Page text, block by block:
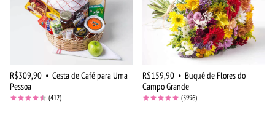
R$309,90 • Cesta de Café para Uma
Pessoa
(412)
R$159,90 • Buquê de Flores do
Campo Grande
(5996)